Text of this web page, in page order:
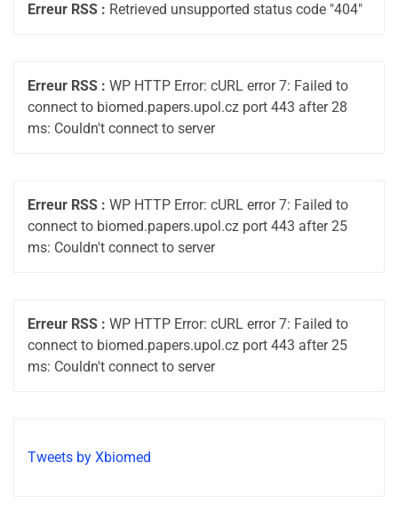
Erreur RSS : Retrieved unsupported status code "404"
Erreur RSS : WP HTTP Error: cURL error 7: Failed to
connect to biomed.papers.upol.cz port 443 after 28
ms: Couldn't connect to server
Erreur RSS : WP HTTP Error: cURL error 7: Failed to
connect to biomed.papers.upol.cz port 443 after 25
ms: Couldn't connect to server
Erreur RSS : WP HTTP Error: cURL error 7: Failed to
connect to biomed.papers.upol.cz port 443 after 25
ms: Couldn't connect to server
Tweets by Xbiomed